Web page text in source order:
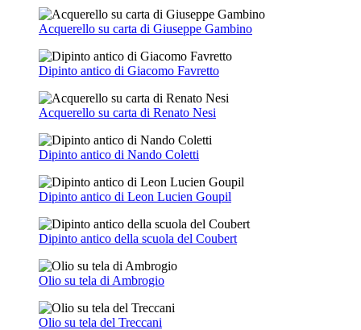
Acquerello su carta di Giuseppe Gambino
Dipinto antico di Giacomo Favretto
Acquerello su carta di Renato Nesi
Dipinto antico di Nando Coletti
Dipinto antico di Leon Lucien Goupil
Dipinto antico della scuola del Coubert
Olio su tela di Ambrogio
Olio su tela del Treccani